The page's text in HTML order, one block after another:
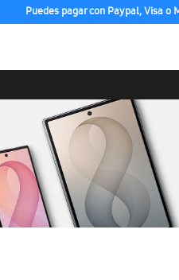
Puedes pagar con Paypal, Visa o